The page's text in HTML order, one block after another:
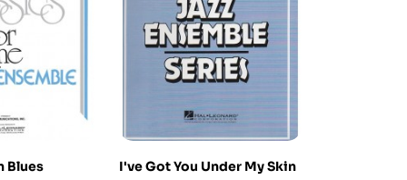
Blues I've Got You Under My Skin